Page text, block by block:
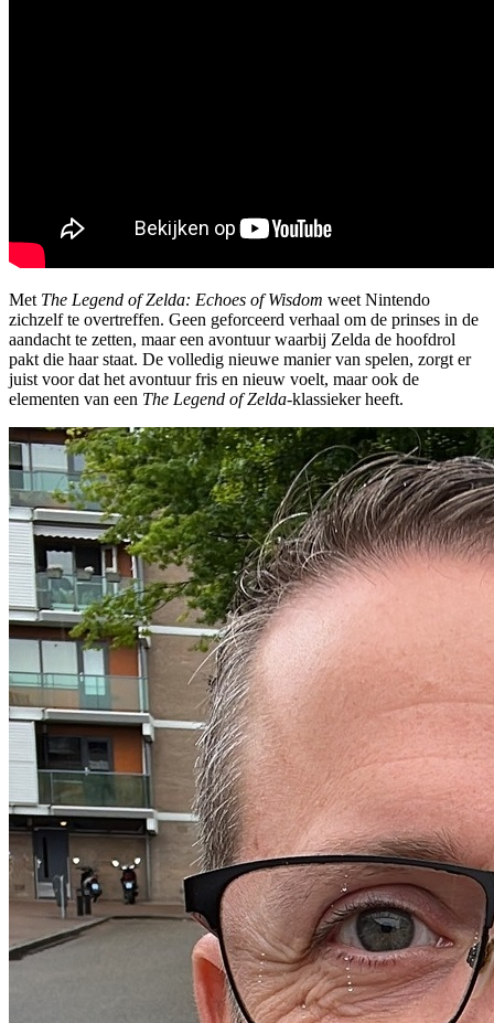
Met The Legend of Zelda: Echoes of Wisdom weet Nintendo
zichzelf te overtreffen. Geen geforceerd verhaal om de prinses in de
aandacht te zetten, maar een avontuur waarbij Zelda de hoofdrol
pakt die haar staat. De volledig nieuwe manier van spelen, zorgt er
juist voor dat het avontuur fris en nieuw voelt, maar ook de
elementen van een The Legend of Zelda-klassieker heeft.